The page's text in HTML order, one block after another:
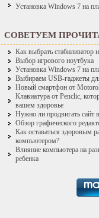
Установка Windows 7 на
СОВЕТУЕМ
Как выбрать стабилизатор
Выбор игрового ноутбука
Установка Windows 7 на
Выбираем USB-гаджеты
Новый смартфон от
Клавиатура от Penclic,
вашем здоровье
Нужно ли продвигать сайт
Обзор графического
Как оставаться здоровым
компьютером?
Влияние компьютера на
ребенка